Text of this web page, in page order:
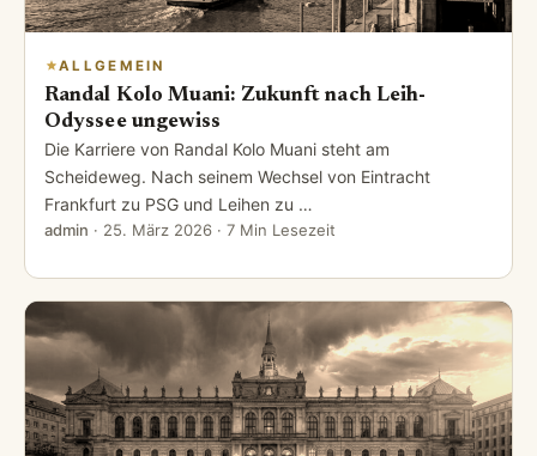
ALLGEMEIN
Randal Kolo Muani: Zukunft nach Leih-
Odyssee ungewiss
Die Karriere von Randal Kolo Muani steht am
Scheideweg. Nach seinem Wechsel von Eintracht
Frankfurt zu PSG und Leihen zu …
admin · 25. März 2026 · 7 Min Lesezeit